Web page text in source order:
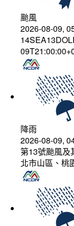
颱風
2026-08-09,
降雨
2026-08-09,
第13號颱風及
北市山區、桃